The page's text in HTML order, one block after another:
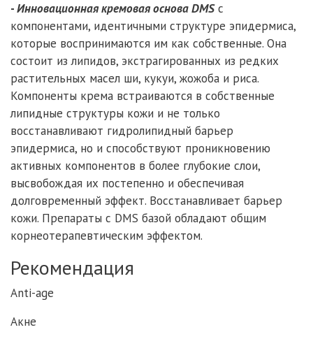
​-Инновационная кремовая основа DMSс
компонентами, идентичными структуре эпидермиса,
которые воспринимаются им как собственные. Она
состоит из липидов, экстрагированных из редких
растительных масел ши, кукуи, жожоба и риса.
Компоненты крема встраиваются в собственные
липидные структуры кожи и не только
восстанавливают гидролипидный барьер
эпидермиса, но и способствуют проникновению
активных компонентов в более глубокие слои,
высвобождая их постепенно и обеспечивая
долговременный эффект. Восстанавливает барьер
кожи. Препараты с DMS базой обладают общим
корнеотерапевтическим эффектом.
Рекомендация
Anti-age
Акне